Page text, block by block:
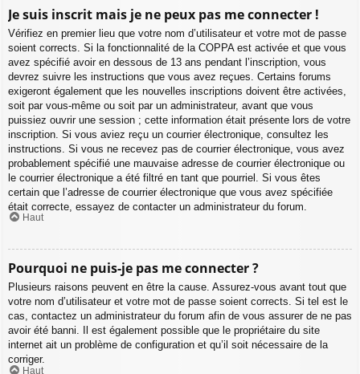
Je suis inscrit mais je ne peux pas me connecter !
Vérifiez en premier lieu que votre nom d’utilisateur et votre mot de passe
soient corrects. Si la fonctionnalité de la COPPA est activée et que vous
avez spécifié avoir en dessous de 13 ans pendant l’inscription, vous
devrez suivre les instructions que vous avez reçues. Certains forums
exigeront également que les nouvelles inscriptions doivent être activées,
soit par vous-même ou soit par un administrateur, avant que vous
puissiez ouvrir une session ; cette information était présente lors de votre
inscription. Si vous aviez reçu un courrier électronique, consultez les
instructions. Si vous ne recevez pas de courrier électronique, vous avez
probablement spécifié une mauvaise adresse de courrier électronique ou
le courrier électronique a été filtré en tant que pourriel. Si vous êtes
certain que l’adresse de courrier électronique que vous avez spécifiée
était correcte, essayez de contacter un administrateur du forum.
Haut
Pourquoi ne puis-je pas me connecter ?
Plusieurs raisons peuvent en être la cause. Assurez-vous avant tout que
votre nom d’utilisateur et votre mot de passe soient corrects. Si tel est le
cas, contactez un administrateur du forum afin de vous assurer de ne pas
avoir été banni. Il est également possible que le propriétaire du site
internet ait un problème de configuration et qu’il soit nécessaire de la
corriger.
Haut